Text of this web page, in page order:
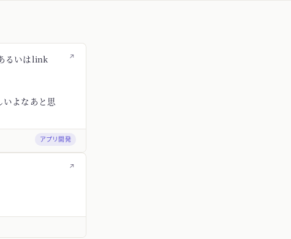
↗
るいはlink
いよなあと思
アプリ開発
↗